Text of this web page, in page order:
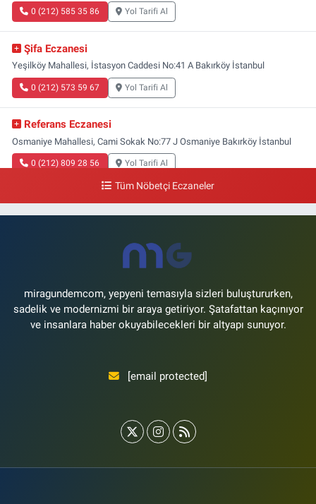
0 (212) 585 35 86 Yol Tarifi Al
Şifa Eczanesi
Yeşilköy Mahallesi, İstasyon Caddesi No:41 A Bakırköy İstanbul
0 (212) 573 59 67 Yol Tarifi Al
Referans Eczanesi
Osmaniye Mahallesi, Cami Sokak No:77 J Osmaniye Bakırköy İstanbul
0 (212) 809 28 56 Yol Tarifi Al
Bayraktar Eczanesi
Şenlikköy Mahallesi, Harman Sokak No:43 4B Florya Bakırköy İstanbul
Tüm Nöbetçi Eczaneler
miragundemcom, yepyeni temasıyla sizleri buluştururken,
sadelik ve modernizmi bir araya getiriyor. Şatafattan kaçınıyor
ve insanlara haber okuyabilecekleri bir altyapı sunuyor.
[email protected]